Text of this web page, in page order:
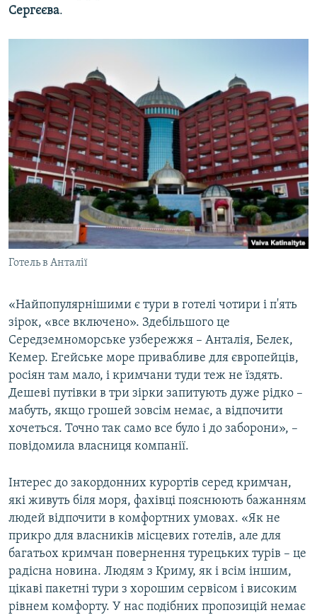
Сергєєва.
Готель в Анталії
«Найпопулярнішими є тури в готелі чотири і п'ять
зірок, «все включено». Здебільшого це
Середземноморське узбережжя – Анталія, Белек,
Кемер. Егейське море привабливе для європейців,
росіян там мало, і кримчани туди теж не їздять.
Дешеві путівки в три зірки запитують дуже рідко –
мабуть, якщо грошей зовсім немає, а відпочити
хочеться. Точно так само все було і до заборони», –
повідомила власниця компанії.
Інтерес до закордонних курортів серед кримчан,
які живуть біля моря, фахівці пояснюють бажанням
людей відпочити в комфортних умовах. «Як не
прикро для власників місцевих готелів, але для
багатьох кримчан повернення турецьких турів – це
радісна новина. Людям з Криму, як і всім іншим,
цікаві пакетні тури з хорошим сервісом і високим
рівнем комфорту. У нас подібних пропозицій немає